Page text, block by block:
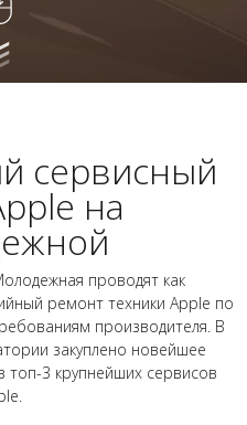
сервисный
на
проводят как
ремонт техники Apple по
производителя. В
закуплено новейшее
3 крупнейших сервисов